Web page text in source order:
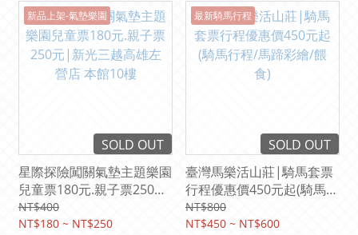
新品上架-氣墊樂園
SOLD OUT
星際探險闖關氣墊主題樂園
兒童票180元.親子票250
元|新光三越高雄左營店 本
館10樓
NT$400
NT$180 ~ NT$250
最新騎馬行程
SOLD OUT
臺灣馬樂活山莊|騎馬套票
行程優惠價450元起(騎馬行
程/馬蹄彩繪/餵食)
NT$800
NT$450 ~ NT$600